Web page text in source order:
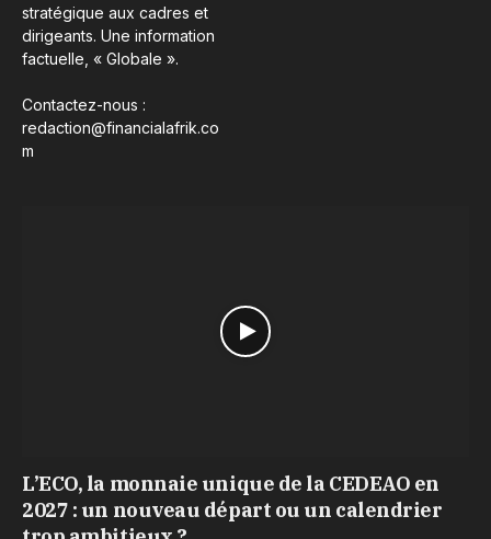
stratégique aux cadres et
dirigeants. Une information
factuelle, « Globale ».
Contactez-nous :
redaction@financialafrik.co
m
L’ECO, la monnaie unique de la CEDEAO en
2027 : un nouveau départ ou un calendrier